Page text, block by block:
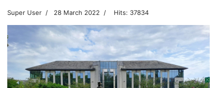
Super User 28 March 2022 Hits: 37834